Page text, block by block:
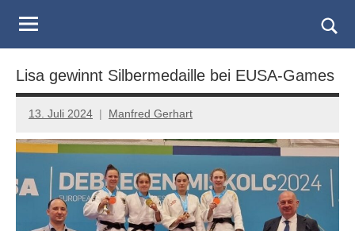
Judo
Landesverband
Salzburg
form
Lisa gewinnt Silbermedaille bei EUSA-Games
13. Juli 2024 Manfred Gerhart